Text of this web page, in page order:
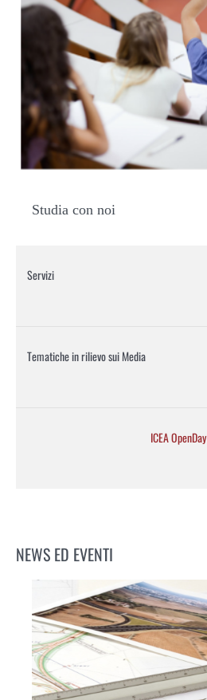
Studia con noi
Servizi
Tematiche in rilievo sui Media
ICEA OpenDay
NEWS ED EVENTI